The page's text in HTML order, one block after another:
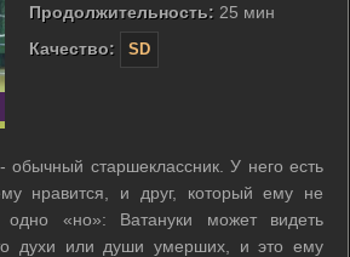
Продолжительность: 25 мин
Качество:
SD
обычный старшеклассник. У него есть
нравится, и друг, который ему не
одно «но»: Ватануки может видеть
духи или души умерших, и это ему